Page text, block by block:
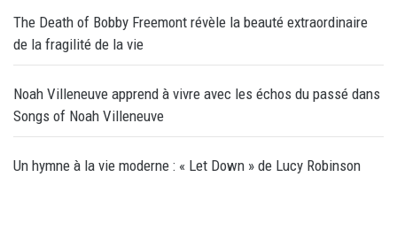
The Death of Bobby Freemont révèle la beauté extraordinaire
de la fragilité de la vie
Noah Villeneuve apprend à vivre avec les échos du passé dans
Songs of Noah Villeneuve
Un hymne à la vie moderne : « Let Down » de Lucy Robinson